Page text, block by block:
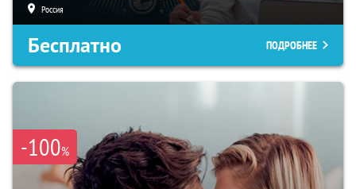
Россия
Бесплатно ПОДРОБНЕЕ
-100%